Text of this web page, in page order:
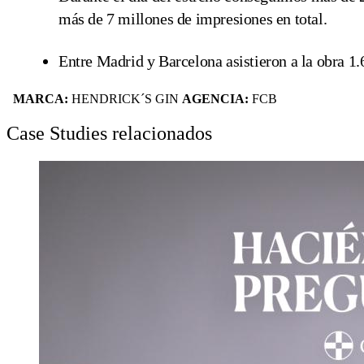
más de 7 millones de impresiones en total.
Entre Madrid y Barcelona asistieron a la obra
MARCA: HENDRICK´S GIN AGENCIA: FCB
Case Studies relacionados